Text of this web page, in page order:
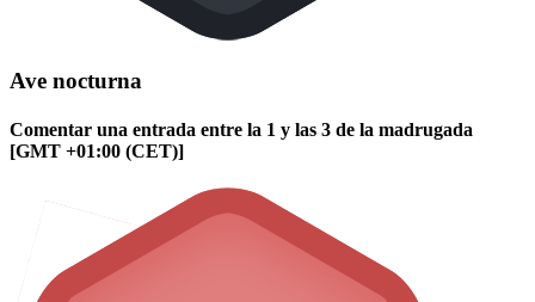
Ave nocturna
Comentar una entrada entre la 1 y las 3 de la madrugada
[GMT +01:00 (CET)]